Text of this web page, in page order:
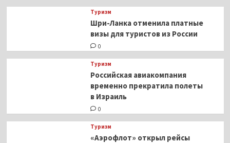
Туризм
Шри-Ланка отменила платные
визы для туристов из России
0
Туризм
Российская авиакомпания
временно прекратила полеты
в Израиль
0
Туризм
«Аэрофлот» открыл рейсы